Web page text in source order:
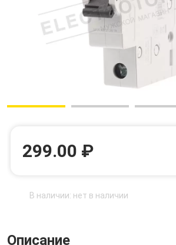
299.00 ₽
В наличии: нет в наличии
Описание